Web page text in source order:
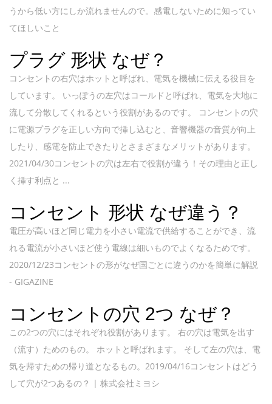
うから低い方にしか流れませんので。感電しないために知ってい
てほしいこと
プラグ 形状 なぜ？
コンセントの右穴はホットと呼ばれ、電気を機械に伝える役目を
しています。 いっぽうの左穴はコールドと呼ばれ、電気を大地に
流して分散してくれるという役割があるのです。 コンセントの穴
に電源プラグを正しい方向で挿し込むと、音響機器の音質が向上
したり、感電を防止できたりとさまざまなメリットがあります。
2021/04/30コンセントの穴は左右で役割が違う！その理由と正し
く挿す利点と ...
コンセント 形状 なぜ違う？
電圧が高いほど同じ電力を小さい電流で供給することができ、流
れる電流が小さいほど使う電線は細いものでよくなるためです。
2020/12/23コンセントの形がなぜ国ごとに違うのかを簡単に解説
- GIGAZINE
コンセントの穴 2つ なぜ？
この2つの穴にはそれぞれ役割があります。 右の穴は電気を出す
（流す）ためのもの。 ホットと呼ばれます。 そして左の穴は、電
気を帰すための帰り道となるもの。2019/04/16コンセントはどう
して穴が2つあるの？ | 株式会社ミヨシ